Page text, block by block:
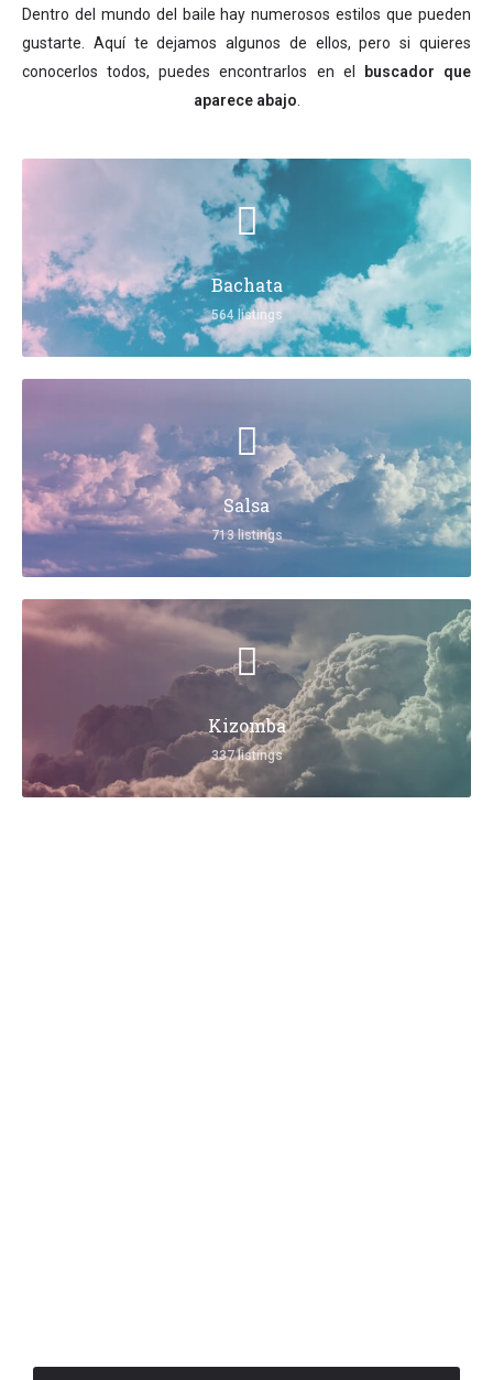
Dentro del mundo del baile hay numerosos estilos que pueden
gustarte. Aquí te dejamos algunos de ellos, pero si quieres
conocerlos todos, puedes encontrarlos en el
buscador que
aparece abajo
Bachata
564 listings
Salsa
713 listings
Kizomba
337 listings